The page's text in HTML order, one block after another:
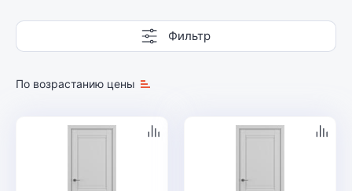
Фильтр
По возрастанию цены